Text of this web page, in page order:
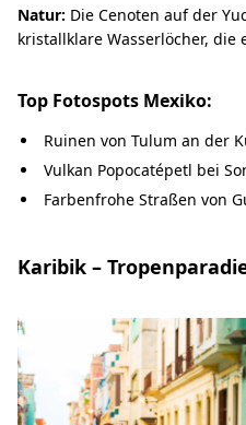
Natur: Die Cenoten auf der
kristallklare Wasserlöcher,
Top Fotospots Mexiko:
Ruinen von Tulum an der
Vulkan Popocatépetl bei
Farbenfrohe Straßen von
Karibik –